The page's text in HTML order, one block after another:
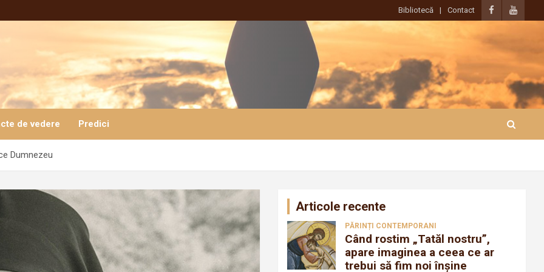
Bibliotecă Contact
de vedere Predici
Dumnezeu
Articole recente
PĂRINȚI CONTEMPORANI
Când rostim „Tatăl nostru”,
apare imaginea a ceea ce ar
trebui să fim noi înșine